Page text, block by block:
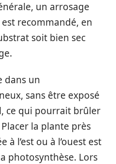
un arrosage
recommandé, en
soit bien sec
dans un
sans être exposé
ce qui pourrait brûler
la plante près
à l’est ou à l’ouest est
photosynthèse. Lors